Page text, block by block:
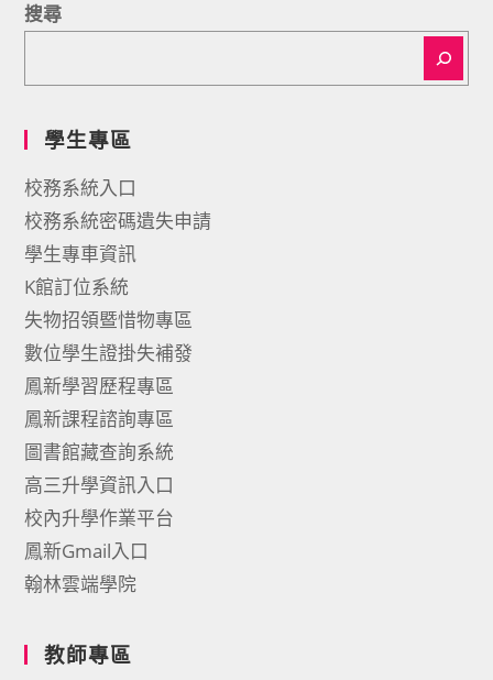
搜尋
學生專區
校務系統入口
校務系統密碼遺失申請
學生專車資訊
K館訂位系統
失物招領暨惜物專區
數位學生證掛失補發
鳳新學習歷程專區
鳳新課程諮詢專區
圖書館藏查詢系統
高三升學資訊入口
校內升學作業平台
鳳新Gmail入口
翰林雲端學院
教師專區